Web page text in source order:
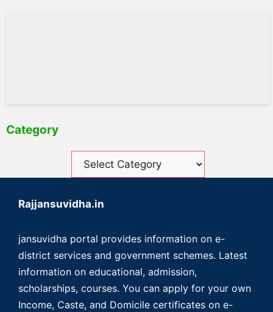
Category
Rajjansuvidha.in
jansuvidha portal provides information on e-
district services and government schemes. Latest
information on educational, admission,
scholarships, courses. You can apply for your own
Income, Caste, and Domicile certificates on e-